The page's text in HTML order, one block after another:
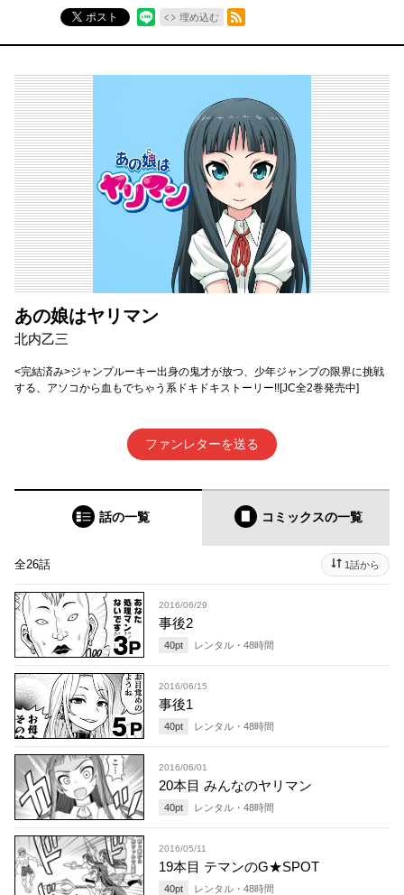
ポスト 埋め込む
RSSフィード
あの娘はヤリマン
北内乙三
<完結済み>ジャンプルーキー出身の鬼才が放つ、少年ジャンプの限界に挑戦
する、アソコから血もでちゃう系ドキドキストーリー!![JC全2巻発売中]
ファンレターを送る
話の一覧 コミックスの一覧
全26話 1話から
2016/06/29
事後2
40pt レンタル・ 48時間
2016/06/15
事後1
40pt レンタル・ 48時間
2016/06/01
20本目 みんなのヤリマン
40pt レンタル・ 48時間
2016/05/11
19本目 テマンのG★SPOT
40pt レンタル・ 48時間